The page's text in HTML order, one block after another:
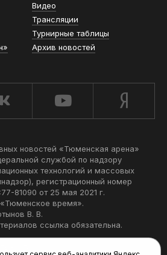
Видео
Трансляции
Турнирные таблицы
Архив новостей
новостей «Тюменская арена»
службой по надзору
технологий и массовых
регистрационный номер
81090 от 25 мая 2021 г.
время».
В. В.
ссылка обязательна.